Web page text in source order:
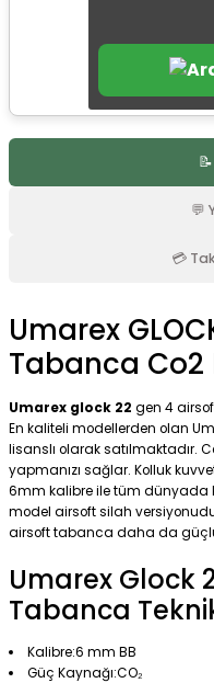
💬
💳
Umarex
Tabanca Co2
Umarex glock 22 gen 4
En kaliteli modellerden olan
lisanslı olarak satılmaktadır.
yapmanızı sağlar. Kolluk
6mm kalibre ile tüm dünyada
model airsoft silah
airsoft tabanca daha da
Umarex Glock
Tabanca
Kalibre:6 mm BB
Güç Kaynağı:CO₂